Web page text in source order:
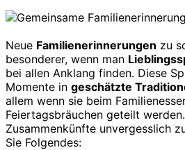
Neue Familienerinnerungen zu
besonderer, wenn man
bei allen Anklang finden. Diese
Momente in geschätzte
allem wenn sie beim
Feiertagsbräuchen geteilt
Zusammenkünfte unvergesslich
Sie Folgendes: